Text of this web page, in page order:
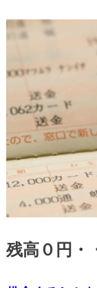
残高０円・